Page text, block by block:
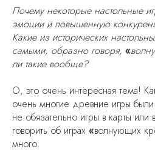
Почему некоторые настольные
эмоции и повышенную
Какие из исторических
самыми, образно говоря, «
ли такие вообще?
О, это очень интересная тема!
очень многие древние игры
не обязательно игры в карты или
говорить об играх «волнующих
много.